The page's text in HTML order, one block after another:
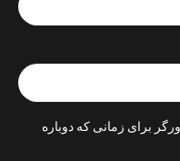
برای زمانی که دوباره